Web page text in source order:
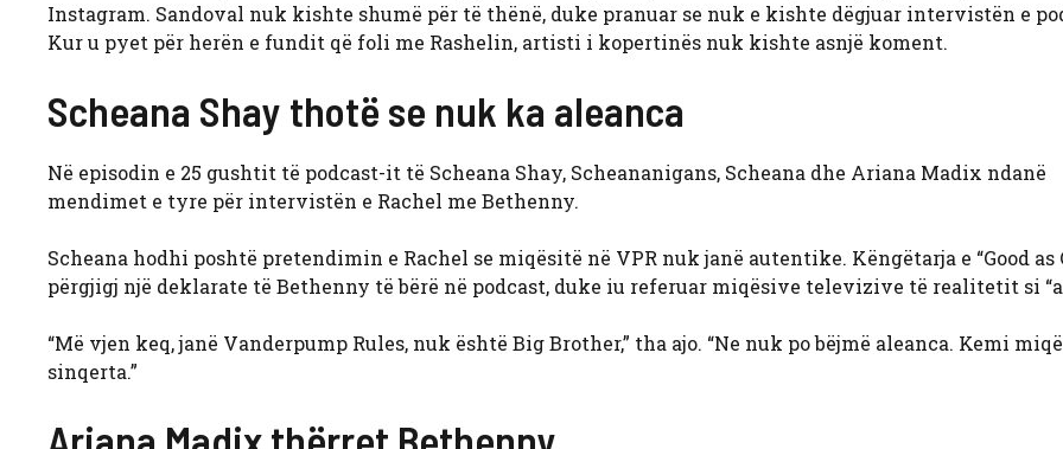
Instagram. Sandoval nuk kishte shumë për të thënë, duke pranuar se nuk e kishte dëgjuar intervistën e
Kur u pyet për herën e fundit që foli me Rashelin, artisti i kopertinës nuk kishte asnjë koment.
Scheana Shay thotë se nuk ka aleanca
Në episodin e 25 gushtit të podcast-it të Scheana Shay, Scheananigans, Scheana dhe Ariana Madix ndanë
mendimet e tyre për intervistën e Rachel me Bethenny.
Scheana hodhi poshtë pretendimin e Rachel se miqësitë në VPR nuk janë autentike. Këngëtarja e “Good as
përgjigj një deklarate të Bethenny të bërë në podcast, duke iu referuar miqësive televizive të realitetit si
“Më vjen keq, janë Vanderpump Rules, nuk është Big Brother,” tha ajo. “Ne nuk po bëjmë aleanca. Kemi
sinqerta.”